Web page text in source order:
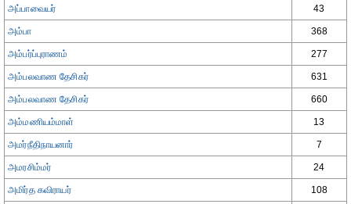
அப்பாவையர் 43
அம்பா 368
அம்பர்ப்புராணம் 277
அம்பலவாண தேசிகர் 631
அம்பலவாண தேசிகர் 660
அம்மணியம்மாள் 13
அமர்நீதிநாயனார் 7
அமரசிம்மர் 24
அமிர்த கவிராயர் 108